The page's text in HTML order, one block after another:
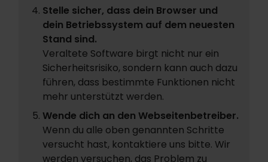
Stelle sicher, dass dein Browser und
dein Betriebssystem auf dem neuesten
Stand sind.
Veraltete Software birgt nicht nur ein
Sicherheitsrisiko, sondern kann auch dazu
führen, dass bestimmte Funktionen nicht
mehr unterstützt werden.
Wende dich an den Webseitenbetreiber.
Wenn du alle oben genannten Schritte
versucht hast, kontaktiere uns bitte. Wir
werden versuchen, das Problem zu